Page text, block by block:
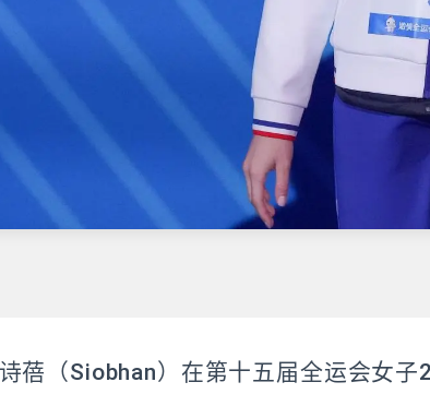
蓓（Siobhan）在第十五届全运会女子